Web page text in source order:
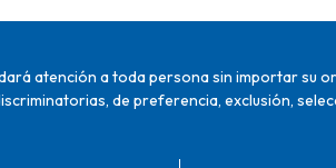
atención a toda persona sin importar su
de preferencia, exclusión,